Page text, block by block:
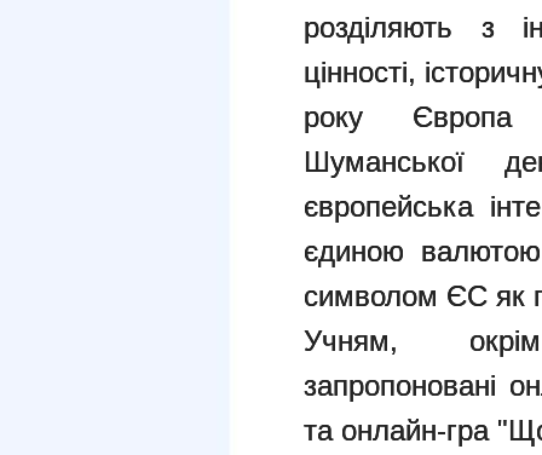
розділяють з
цінності,
року Європа
Шуманської
європейська
єдиною
символом ЄС як
Учням,
запропоновані
та онлайн-гра